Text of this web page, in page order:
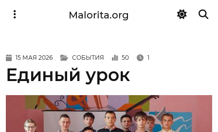
Malorita.org
Единый урок
15 МАЯ 2026 СОБЫТИЯ 50 1